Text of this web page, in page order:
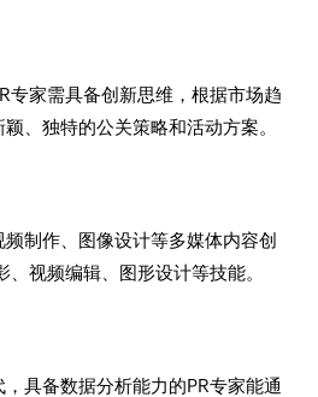
专家需具备创新思维，根据市场趋
、独特的公关策略和活动方案。
制作、图像设计等多媒体内容创
、视频编辑、图形设计等技能。
具备数据分析能力的PR专家能通